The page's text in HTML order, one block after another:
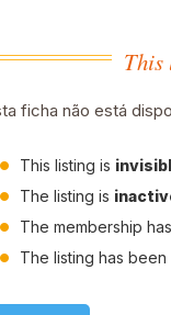
This
ficha não está
This listing is
The listing is
The membership has
The listing has been